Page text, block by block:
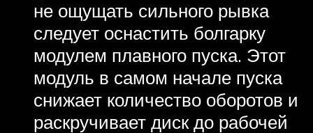
не ощущать сильного рывка
следует оснастить болгарку
модулем плавного пуска. Этот
модуль в самом начале пуска
снижает количество оборотов и
раскручивает диск до рабочей